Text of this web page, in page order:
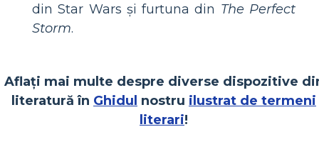
din Star Wars și furtuna din The Perfect
Storm.
Aflați mai multe despre diverse dispozitive
literatură în Ghidul nostru ilustrat de termeni
literari!